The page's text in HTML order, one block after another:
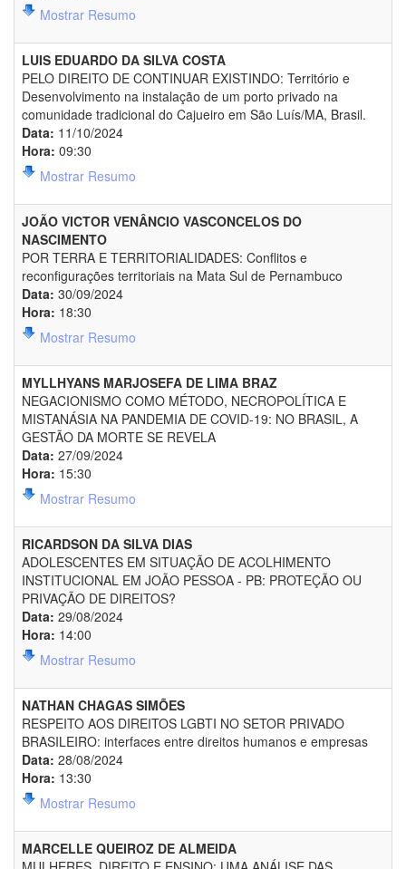
Mostrar Resumo
LUIS EDUARDO DA SILVA COSTA
PELO DIREITO DE CONTINUAR EXISTINDO: Território e
Desenvolvimento na instalação de um porto privado na
comunidade tradicional do Cajueiro em São Luís/MA, Brasil.
Data: 11/10/2024
Hora: 09:30
Mostrar Resumo
JOÃO VICTOR VENÂNCIO VASCONCELOS DO
NASCIMENTO
POR TERRA E TERRITORIALIDADES: Conflitos e
reconfigurações territoriais na Mata Sul de Pernambuco
Data: 30/09/2024
Hora: 18:30
Mostrar Resumo
MYLLHYANS MARJOSEFA DE LIMA BRAZ
NEGACIONISMO COMO MÉTODO, NECROPOLÍTICA E
MISTANÁSIA NA PANDEMIA DE COVID-19: NO BRASIL, A
GESTÃO DA MORTE SE REVELA
Data: 27/09/2024
Hora: 15:30
Mostrar Resumo
RICARDSON DA SILVA DIAS
ADOLESCENTES EM SITUAÇÃO DE ACOLHIMENTO
INSTITUCIONAL EM JOÃO PESSOA - PB: PROTEÇÃO OU
PRIVAÇÃO DE DIREITOS?
Data: 29/08/2024
Hora: 14:00
Mostrar Resumo
NATHAN CHAGAS SIMÕES
RESPEITO AOS DIREITOS LGBTI NO SETOR PRIVADO
BRASILEIRO: interfaces entre direitos humanos e empresas
Data: 28/08/2024
Hora: 13:30
Mostrar Resumo
MARCELLE QUEIROZ DE ALMEIDA